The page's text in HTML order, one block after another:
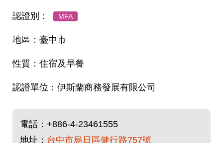
MFA
臺中市
住宿及早餐
伊斯蘭商務發展有限公司
電話： +886-4-23461555
地址： 台中市烏日區健行路757號